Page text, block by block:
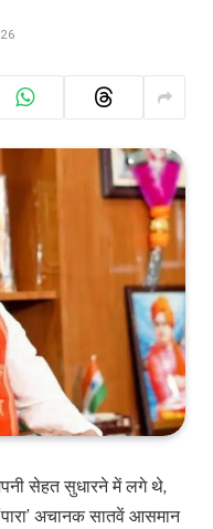
सेहत सुधारने में लगे थे,
अचानक सातवें आसमान